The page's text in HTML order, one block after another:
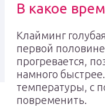
В какое
Клайминг
первой
прогревается,
намного
температуры, с
повременить.